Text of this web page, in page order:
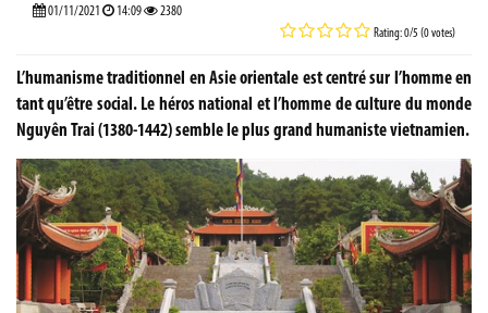
01/11/2021 14:09 2380
Rating: 0/5 (0 votes)
L’humanisme traditionnel en Asie orientale est centré sur l’homme en
tant qu’être social. Le héros national et l’homme de culture du monde
Nguyên Trai (1380-1442) semble le plus grand humaniste vietnamien.